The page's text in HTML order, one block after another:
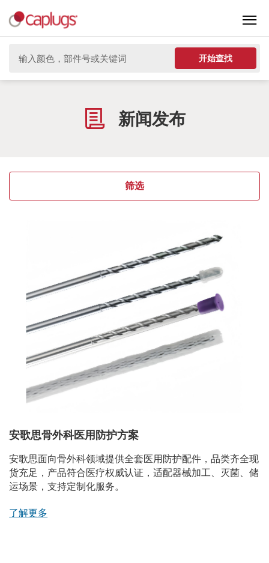
开始查找
新闻发布
筛选
安歌思骨外科医用防护方案
安歌思面向骨外科领域提供全套医用防护配件，品类齐全现
货充足，产品符合医疗权威认证，适配器械加工、灭菌、储
运场景，支持定制化服务。
了解更多